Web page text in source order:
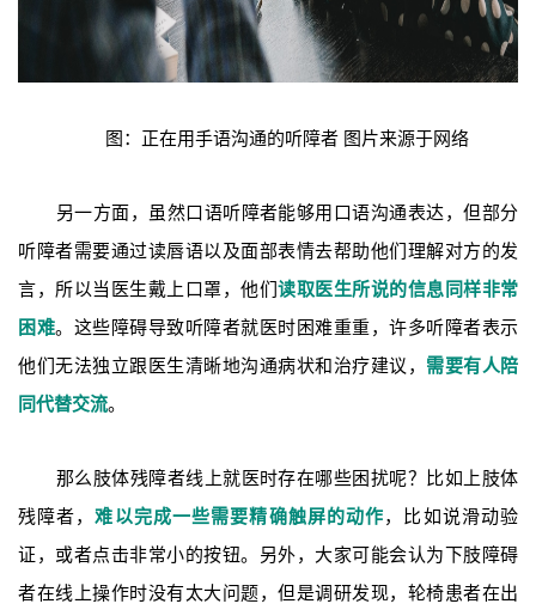
图：正在用手语沟通的听障者 图片来源于网络
另一方面，虽然口语听障者能够用口语沟通表达，但部分
听障者需要通过读唇语以及面部表情去帮助他们理解对方的发
言，所以当医生戴上口罩，他们读取医生所说的信息同样非常
困难。这些障碍导致听障者就医时困难重重，许多听障者表示
他们无法独立跟医生清晰地沟通病状和治疗建议， 需要有人陪
同代替交流。
那么肢体残障者线上就医时存在哪些困扰呢？比如上肢体
残障者，难以完成一些需要精确触屏的动作，比如说滑动验
证，或者点击非常小的按钮。另外，大家可能会认为下肢障碍
者在线上操作时没有太大问题，但是调研发现，轮椅患者在出